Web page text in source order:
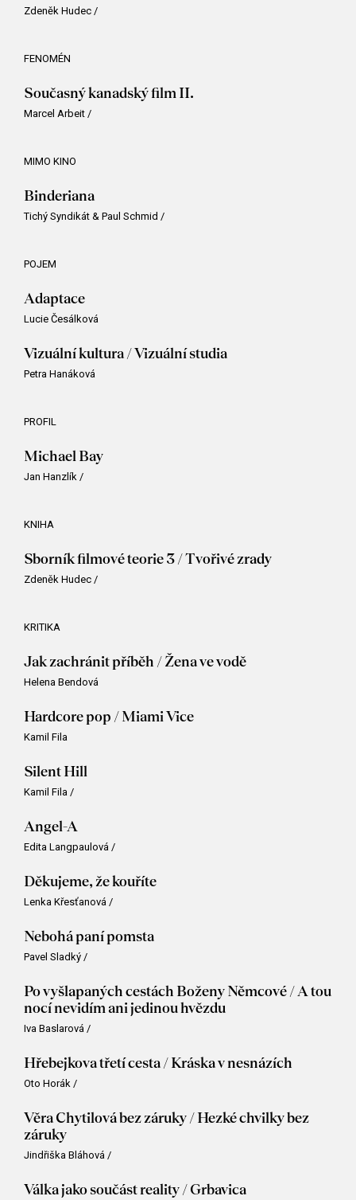
Zdeněk Hudec /
FENOMÉN
Současný kanadský film II.
Marcel Arbeit /
MIMO KINO
Binderiana
Tichý Syndikát & Paul Schmid /
POJEM
Adaptace
Lucie Česálková
Vizuální kultura / Vizuální studia
Petra Hanáková
PROFIL
Michael Bay
Jan Hanzlík /
KNIHA
Sborník filmové teorie 3 / Tvořivé zrady
Zdeněk Hudec /
KRITIKA
Jak zachránit příběh / Žena ve vodě
Helena Bendová
Hardcore pop / Miami Vice
Kamil Fila
Silent Hill
Kamil Fila /
Angel-A
Edita Langpaulová /
Děkujeme, že kouříte
Lenka Křesťanová /
Nebohá paní pomsta
Pavel Sladký /
Po vyšlapaných cestách Boženy Němcové / A tou
nocí nevidím ani jedinou hvězdu
Iva Baslarová /
Hřebejkova třetí cesta / Kráska v nesnázích
Oto Horák /
Věra Chytilová bez záruky / Hezké chvilky bez
záruky
Jindřiška Bláhová /
Válka jako součást reality / Grbavica